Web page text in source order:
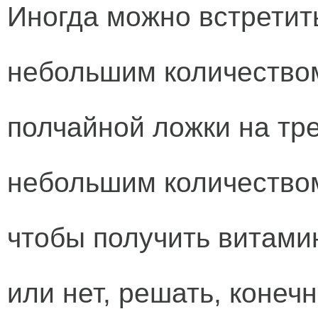
Иногда можно
небольшим
полчайной ложки на
небольшим
чтобы получить
или нет, решать,